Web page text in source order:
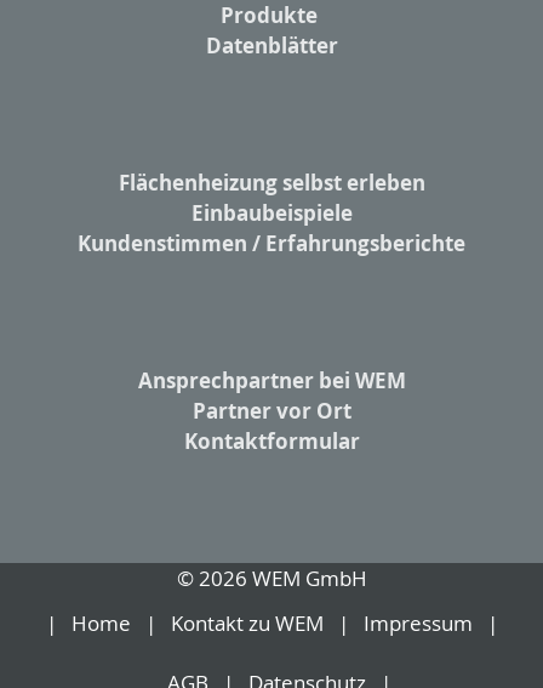
Produkte
Datenblätter
Flächenheizung selbst erleben
Einbaubeispiele
Kundenstimmen / Erfahrungsberichte
Ansprechpartner bei WEM
Partner vor Ort
Kontaktformular
© 2026 WEM GmbH
Home
Kontakt zu WEM Impressum